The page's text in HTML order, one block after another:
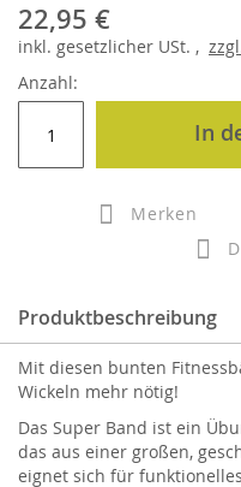
22,95 €
inkl. gesetzlicher USt. ,
Anzahl:
In
Merken
Produktbeschreibung
Mit diesen bunten
Wickeln mehr nötig!
Das Super Band ist ein
das aus einer großen,
eignet sich für